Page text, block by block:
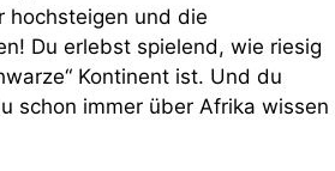
und die
Du erlebst spielend, wie riesig
Kontinent ist. Und du
schon immer über Afrika wissen